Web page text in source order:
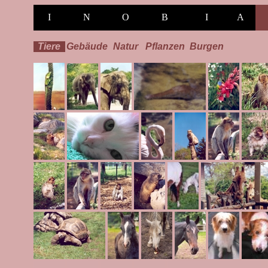
I N O B I A
Tiere Gebäude Natur Pflanzen Burgen